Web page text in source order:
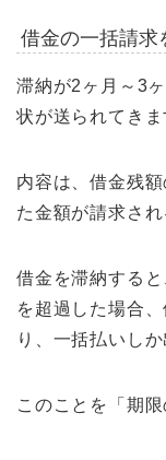
借金の一括請求
滞納が2ヶ月～3
状が送られてきま
内容は、借金残
た金額が請求さ
借金を滞納する
を超過した場合
り、一括払いし
このことを「期